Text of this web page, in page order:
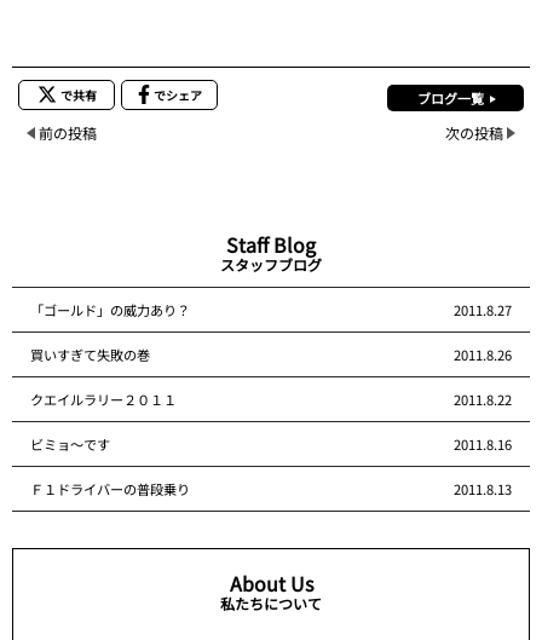
で共有 でシェア ブログ一覧
前の投稿 次の投稿
Staff Blog
スタッフブログ
「ゴールド」の威力あり？ 2011.8.27
買いすぎて失敗の巻 2011.8.26
クエイルラリー２０１１ 2011.8.22
ビミョ～です 2011.8.16
Ｆ１ドライバーの普段乗り 2011.8.13
About Us
私たちについて